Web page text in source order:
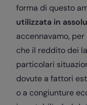
forma di questo
utilizzata in
accennavamo,
che il reddito dei
particolari
dovute a fattori
o a congiunture